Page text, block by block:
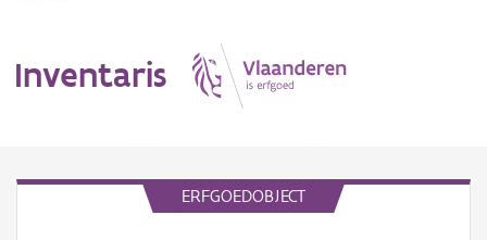
Inventaris
ERFGOEDOBJECT